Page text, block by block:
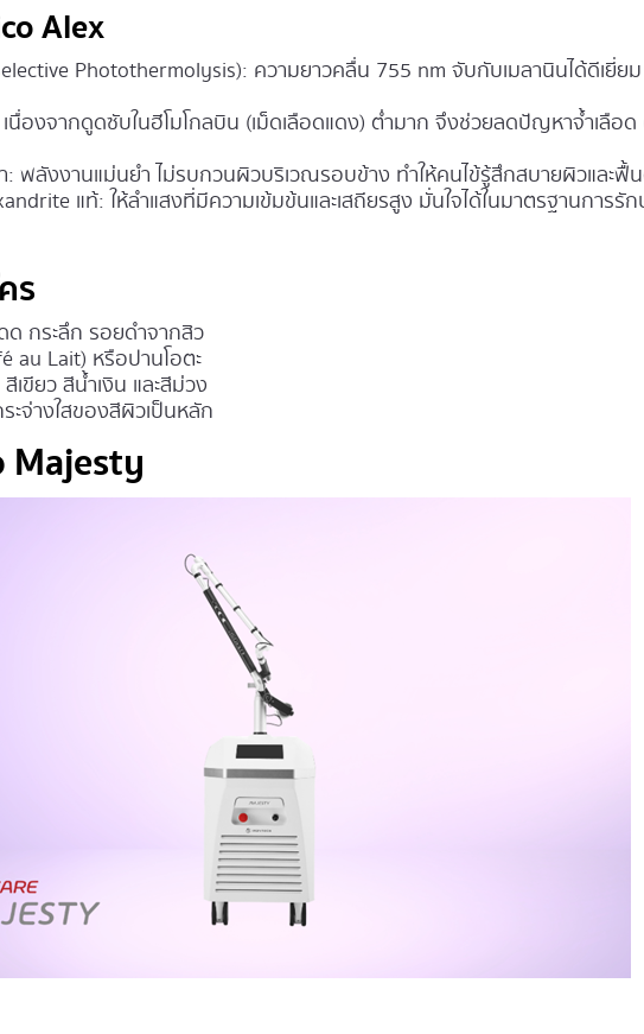
Alex
Photothermolysis): ความยาวคลื่น 755 nm จับกับเมลานินได้ดีเยี่ย
เนื่องจากดูดซับในฮีโมโกลบิน (เม็ดเลือดแดง) ต่ำมาก จึงช่วยลดปัญหาจ้ำเลือด
: พลังงานแม่นยำ ไม่รบกวนผิวบริเวณรอบข้าง ทำให้คนไข้รู้สึกสบายผิวและฟื้น
แท้: ให้ลำแสงที่มีความเข้มข้นและเสถียรสูง มั่นใจได้ในมาตรฐานการรัก
ร
กระลึก รอยดำจากสิว
au Lait) หรือปานโอตะ
ขียว สีน้ำเงิน และสีม่วง
จ่างใสของสีผิวเป็นหลัก
Majesty